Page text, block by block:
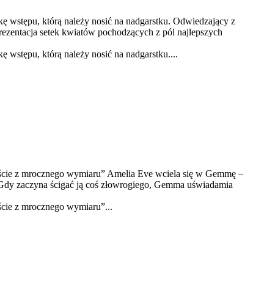
którą należy nosić na nadgarstku. Odwiedzający z
setek kwiatów pochodzących z pól najlepszych
którą należy nosić na nadgarstku....
z mrocznego wymiaru” Amelia Eve wciela się w Gemmę –
zaczyna ścigać ją coś złowrogiego, Gemma uświadamia
z mrocznego wymiaru”...